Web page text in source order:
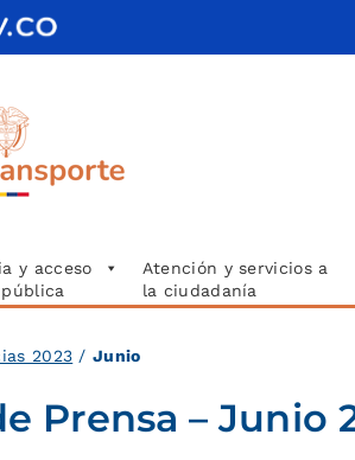
y acceso
Atención y servicios a
la ciudadanía
2023 /Junio
Prensa – Junio